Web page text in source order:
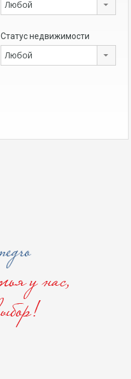
Любой
Статус недвижимости
Любой